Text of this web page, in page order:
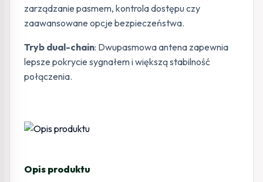
zarządzanie pasmem, kontrola dostępu czy
zaawansowane opcje bezpieczeństwa.
Tryb dual-chain: Dwupasmowa antena zapewnia
lepsze pokrycie sygnałem i większą stabilność
połączenia.
Opis produktu